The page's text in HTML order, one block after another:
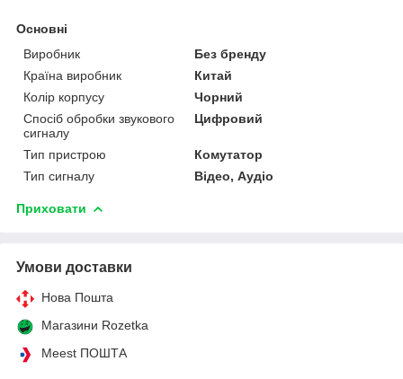
Основні
Виробник
Без бренду
Країна виробник
Китай
Колір корпусу
Чорний
Спосіб обробки звукового
сигналу
Цифровий
Тип пристрою
Комутатор
Тип сигналу
Відео, Аудіо
Приховати
Умови доставки
Нова Пошта
Магазини Rozetka
Meest ПОШТА